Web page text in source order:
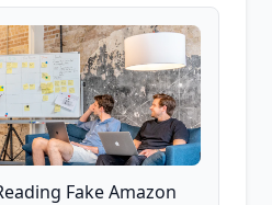
Fake Amazon